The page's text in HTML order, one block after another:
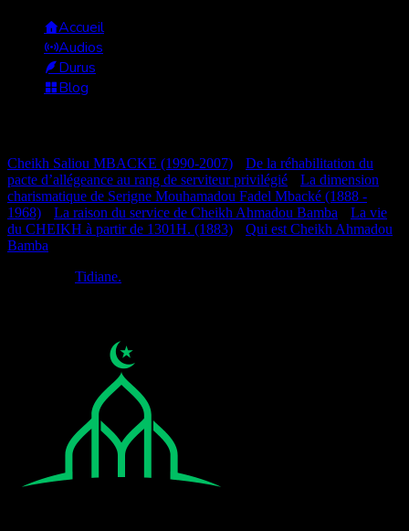
Accueil
Audios
Durus
Blog
Cheikh Saliou MBACKE (1990-2007)
De la réhabilitation du
pacte d’allégeance au rang de serviteur privilégié
La dimension
charismatique de Serigne Mouhamadou Fadel Mbacké (1888 -
1968)
La raison du service de Cheikh Ahmadou Bamba
La vie
du CHEIKH à partir de 1301H. (1883)
Qui est Cheikh Ahmadou
Bamba
Tidiane.